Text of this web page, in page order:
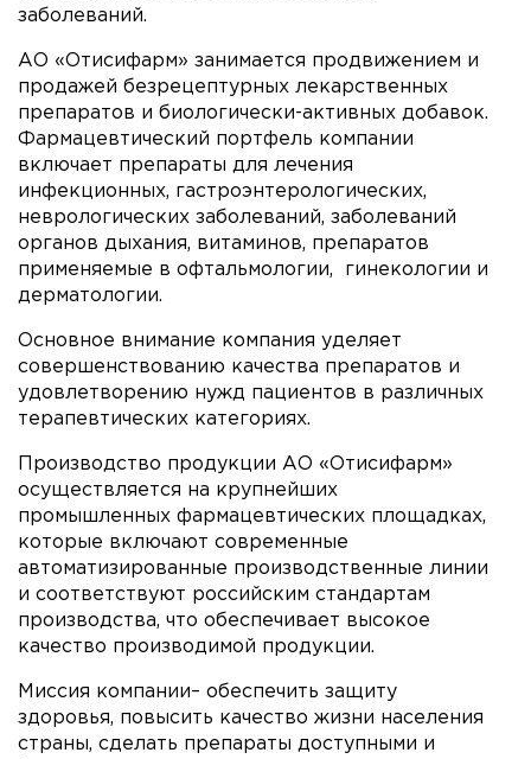
заболеваний.
АО «Отисифарм» занимается продвижением и
продажей безрецептурных лекарственных
препаратов и биологически-активных добавок.
Фармацевтический портфель компании
включает препараты для лечения
инфекционных, гастроэнтерологических,
неврологических заболеваний, заболеваний
органов дыхания, витаминов, препаратов
применяемые в офтальмологии, гинекологии и
дерматологии.
Основное внимание компания уделяет
совершенствованию качества препаратов и
удовлетворению нужд пациентов в различных
терапевтических категориях.
Производство продукции АО «Отисифарм»
осуществляется на крупнейших
промышленных фармацевтических площадках,
которые включают современные
автоматизированные производственные линии
и соответствуют российским стандартам
производства, что обеспечивает высокое
качество производимой продукции.
Миссия компании– обеспечить защиту
здоровья, повысить качество жизни населения
страны, сделать препараты доступными и